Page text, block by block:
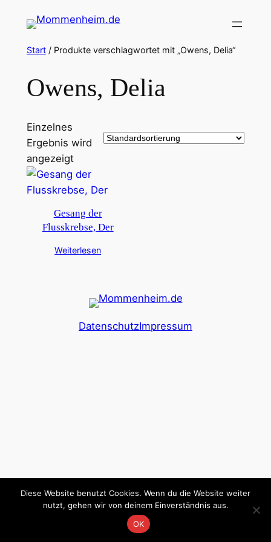
Inhalt
springen
Start/ Produkte verschlagwortet mit „Owens, Delia“
Owens, Delia
Einzelnes
Ergebnis wird
angezeigt
Gesang der
Flusskrebse, Der
Weiterlesen
DatenschutzImpressum
Diese Website benutzt Cookies. Wenn du die Website weiter
nutzt, gehen wir von deinem Einverständnis aus.
OK